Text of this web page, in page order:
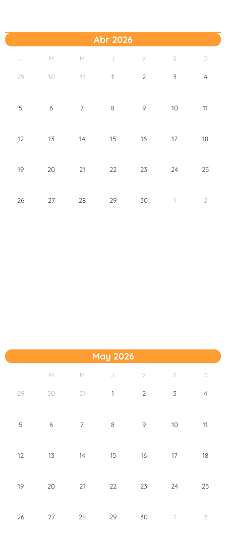
Abr 2026
L M M J V S D
29 30 31 1 2 3 4
5 6 7 8 9 10 11
12 13 14 15 16 17 18
19 20 21 22 23 24 25
26 27 28 29 30 1 2
May 2026
L M M J V S D
29 30 31 1 2 3 4
5 6 7 8 9 10 11
12 13 14 15 16 17 18
19 20 21 22 23 24 25
26 27 28 29 30 1 2